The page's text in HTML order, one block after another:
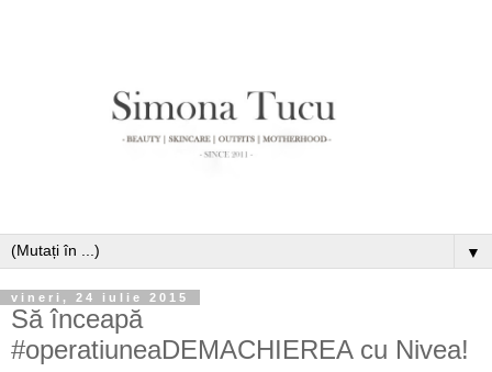
▼
vineri, 24 iulie 2015
Să înceapă
#operatiuneaDEMACHIEREA cu Nivea!